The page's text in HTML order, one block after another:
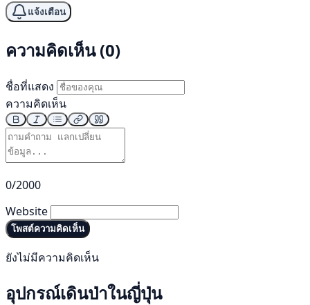
แจ้งเตือน
ความคิดเห็น (0)
ชื่อที่แสดง
ความคิดเห็น
0/2000
Website
โพสต์ความคิดเห็น
ยังไม่มีความคิดเห็น
อุปกรณ์เดินป่าในญี่ปุ่น